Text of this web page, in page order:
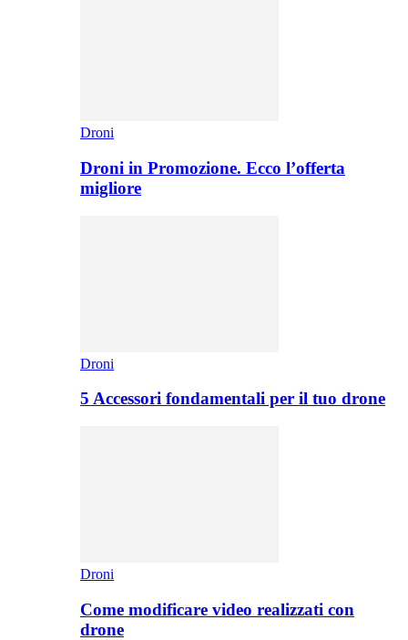
Droni
Droni in Promozione. Ecco l’offerta
migliore
Droni
5 Accessori fondamentali per il tuo drone
Droni
Come modificare video realizzati con
drone